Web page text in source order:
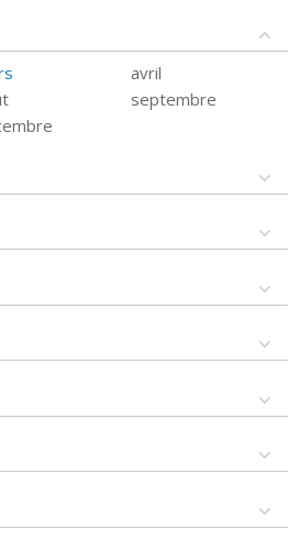
avril
septembre